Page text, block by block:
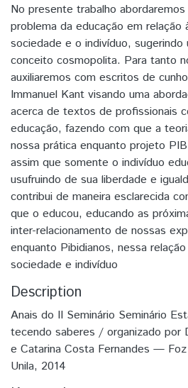
No presente trabalho
problema da educação em relação
sociedade e o indivíduo, sugerindo
conceito cosmopolita. Para tanto
auxiliaremos com escritos de
Immanuel Kant visando uma
acerca de textos de profissionais
educação, fazendo com que a
nossa prática enquanto projeto
assim que somente o indivíduo
usufruindo de sua liberdade e
contribui de maneira esclarecida
que o educou, educando as
inter-relacionamento de nossas
enquanto Pibidianos, nessa
sociedade e indivíduo
Description
Anais do II Seminário Seminário
tecendo saberes / organizado por
e Catarina Costa Fernandes —
Unila, 2014